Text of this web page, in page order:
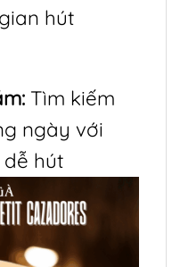
hút
Tìm kiếm
ngày với
hút